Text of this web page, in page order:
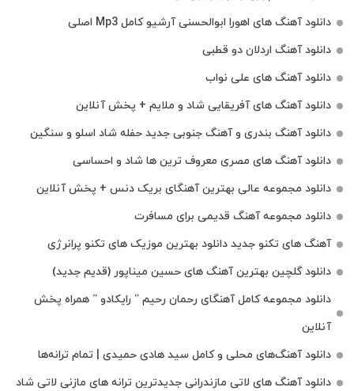
دانلود آهنگ های اهورا ابوالحسنی آرشیو کامل Mp3 اصلی
دانلود آهنگ اردلان دو قطبی
دانلود آهنگ های علی نواب
دانلود آهنگ های آفریقایی شاد و ملایم + پخش آنلاین
دانلود آهنگ بندری و آهنگ جنوبی جدید حفله شاد اسلو و سنگین
دانلود آهنگ های مصری معروف ترین ها شاد و احساسی
دانلود مجموعه عالی بهترین آهنگای بریک دنس + پخش آنلاین
دانلود مجموعه آهنگ قدیمی برای مسافرت
آهنگ های تکنو جدید دانلود بهترین موزیک های تکنو پرانرژی
دانلود گلچین بهترین آهنگ های حسین میناپور (قدیم جدید)
دانلود مجموعه کامل آهنگای رحمان رحیم ” رایکادو ” همراه پخش
آنلاین
دانلود آهنگ‌های محلی و کامل سید هادی حمیدی | تمام ترانه‌ها
دانلود آهنگ‌ های لاتی مازندرانی جدیدترین ترانه های مازنی لاتی شاد